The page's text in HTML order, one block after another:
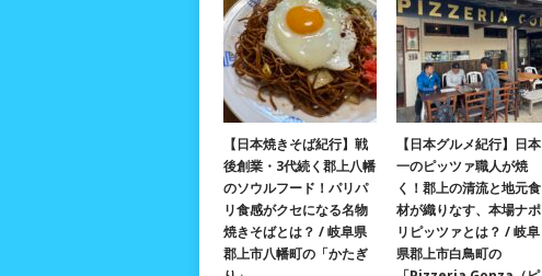
【日本焼きそば紀行】戦
後創業・3代続く郡上八幡
のソウルフード！パリパ
リ食感がクセになる名物
焼きそばとは？ / 岐阜県
郡上市八幡町の「かたぎ
【日本グルメ紀行】日本
一のピッツァ職人が焼
く！郡上の清流と地元食
材が織りなす、本場ナポ
リピッツァとは？ / 岐阜
県郡上市白鳥町の